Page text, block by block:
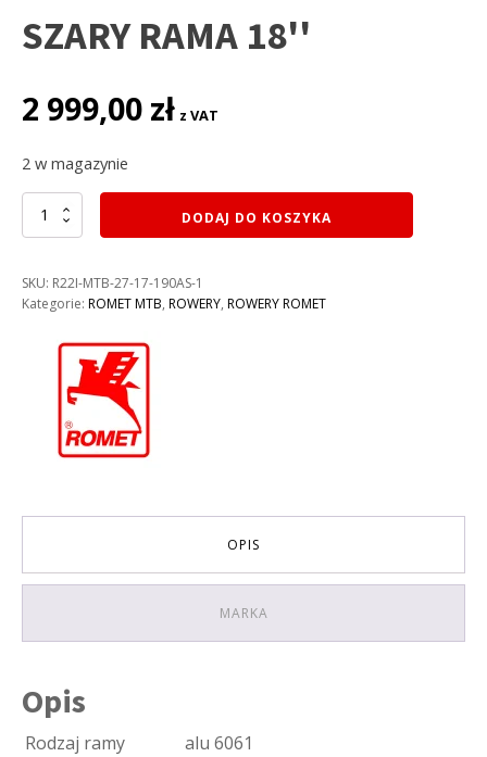
SZARY RAMA 18''
2 999,00 zł z VAT
2 w magazynie
ilość
ROWER
FIT
29
CZARNO-
DODAJ DO KOSZYKA
SKU: R22I-MTB-27-17-190AS-1
Kategorie: ROMET MTB, ROWERY, ROWERY ROMET
OPIS
MARKA
Opis
Rodzaj ramy
alu 6061